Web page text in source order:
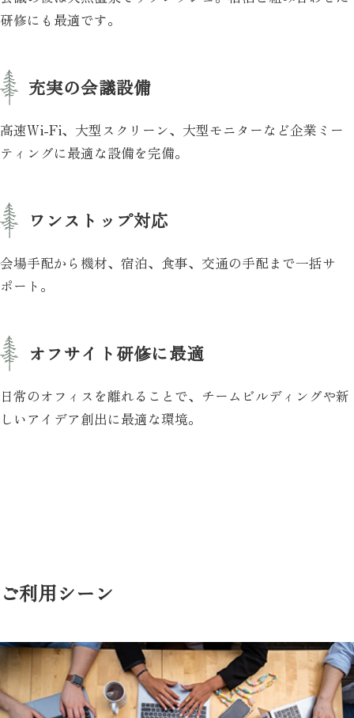
研修にも最適です。
充実の会議設備
高速Wi-Fi、大型スクリーン、大型モニターなど企業ミー
ティングに最適な設備を完備。
ワンストップ対応
会場手配から機材、宿泊、食事、交通の手配まで一括サ
ポート。
オフサイト研修に最適
日常のオフィスを離れることで、チームビルディングや新
しいアイデア創出に最適な環境。
ご利用シーン